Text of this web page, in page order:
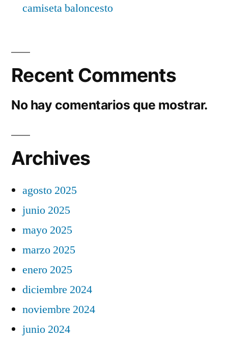
camiseta baloncesto
Recent Comments
No hay comentarios que mostrar.
Archives
agosto 2025
junio 2025
mayo 2025
marzo 2025
enero 2025
diciembre 2024
noviembre 2024
junio 2024